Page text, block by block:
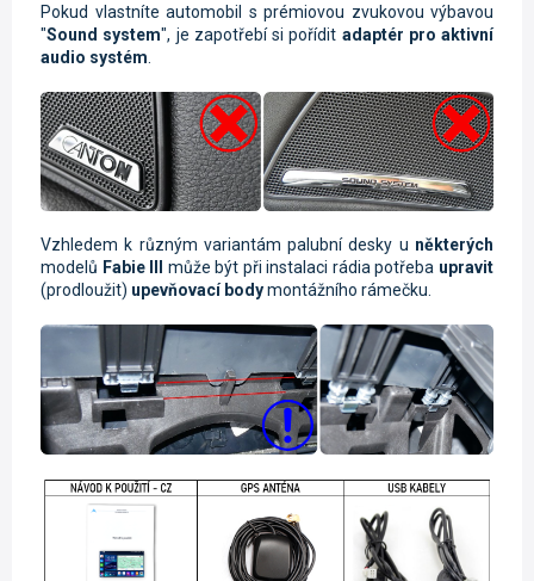
Pokud vlastníte automobil s prémiovou zvukovou výbavou
"Sound system", je zapotřebí si pořídit adaptér pro aktivní
audio systém
Vzhledem k různým variantám palubní desky u některých
modelů Fabie III může být při instalaci rádia potřeba upravit
(prodloužit) upevňovací bodymontážního rámečku.